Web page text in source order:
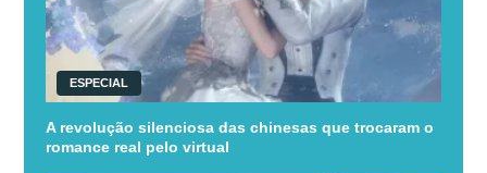
ESPECIAL
A revolução silenciosa das chinesas que trocaram o
romance real pelo virtual